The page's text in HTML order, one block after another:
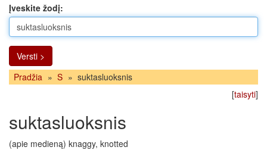
Įveskite žodį:
Versti >
Pradžia » S » suktasluoksnis
[taisyti]
suktasluoksnis
(apie medieną) knaggy, knotted